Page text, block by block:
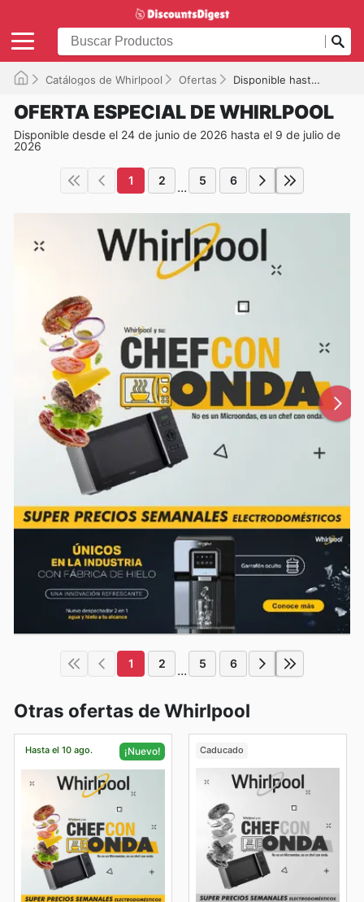
Catálogos de Whirlpool Ofertas Disponible hasta el 09/07/2026
OFERTA ESPECIAL DE WHIRLPOOL
Disponible desde el 24 de junio de 2026 hasta el 9 de julio de
2026
1 2 ... 5 6
1 2 ... 5 6
Otras ofertas de Whirlpool
Hasta el 10 ago. ¡Nuevo! Caducado